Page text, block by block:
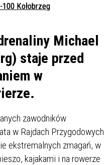
100 Kołobrzeg
Michael
staje przed
w
zawodników
w Rajdach Przygodowych
ekstremalnych zmagań, w
kajakami i na rowerze